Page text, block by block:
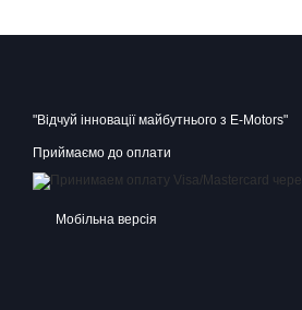
"Відчуй інновації майбутнього з E-Motors"
Приймаємо до оплати
Мобільна версія